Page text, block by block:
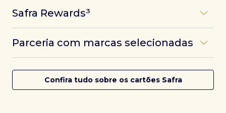
experiências refinadas a benefícios únicos, como
converte seus investimentos em limite no cartão e
conta com acesso a mais de 1.400 salas VIP Dragon
Pass ao redor do mundo.
Safra Rewards³
das melhores pontuações do mercado.
Parceria com marcas selecionadas
cartões Safra.
Confira tudo sobre os cartões Safra